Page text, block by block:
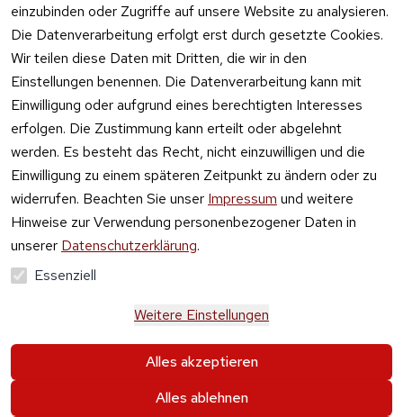
einzubinden oder Zugriffe auf unsere Website zu analysieren.
Die Datenverarbeitung erfolgt erst durch gesetzte Cookies.
Wir teilen diese Daten mit Dritten, die wir in den
Einstellungen benennen. Die Datenverarbeitung kann mit
Einwilligung oder aufgrund eines berechtigten Interesses
erfolgen. Die Zustimmung kann erteilt oder abgelehnt
werden. Es besteht das Recht, nicht einzuwilligen und die
Einwilligung zu einem späteren Zeitpunkt zu ändern oder zu
widerrufen. Beachten Sie unser Impressum und weitere
Hinweise zur Verwendung personenbezogener Daten in
unserer Datenschutzerklärung.
Essenziell
Weitere Einstellungen
Alles akzeptieren
Alles ablehnen
Vertrag
widerrufen
Alle Preise verstehen sich inkl. der gesetzlichen
Krause & Sohn GmbH Kaufbacher Ring 2 01723